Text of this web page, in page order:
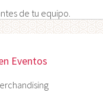
de tu equipo.
Eventos